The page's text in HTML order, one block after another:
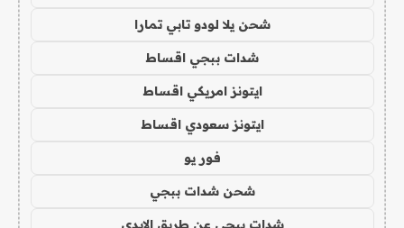
شحن يلا لودو تابي تمارا
شدات ببجي اقساط
ايتونز امريكي اقساط
ايتونز سعودي اقساط
فور يو
شحن شدات ببجي
شدات ببجي عن طريق الايدي